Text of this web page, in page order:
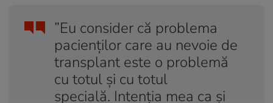
”Eu consider că problema
pacienţilor care au nevoie de
transplant este o problemă
cu totul şi cu totul
specială. Intenţia mea ca şi